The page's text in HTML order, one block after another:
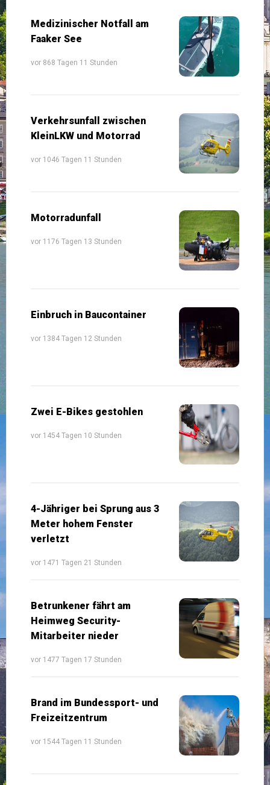
Medizinischer Notfall am
Faaker See
vor 868 Tagen 11 Stunden
Verkehrsunfall zwischen
KleinLKW und Motorrad
vor 1046 Tagen 11 Stunden
Motorradunfall
vor 1176 Tagen 13 Stunden
Einbruch in Baucontainer
vor 1384 Tagen 12 Stunden
Zwei E-Bikes gestohlen
vor 1454 Tagen 10 Stunden
4-Jähriger bei Sprung aus 3
Meter hohem Fenster
verletzt
vor 1471 Tagen 21 Stunden
Betrunkener fährt am
Heimweg Security-
Mitarbeiter nieder
vor 1477 Tagen 17 Stunden
Brand im Bundessport- und
Freizeitzentrum
vor 1544 Tagen 11 Stunden